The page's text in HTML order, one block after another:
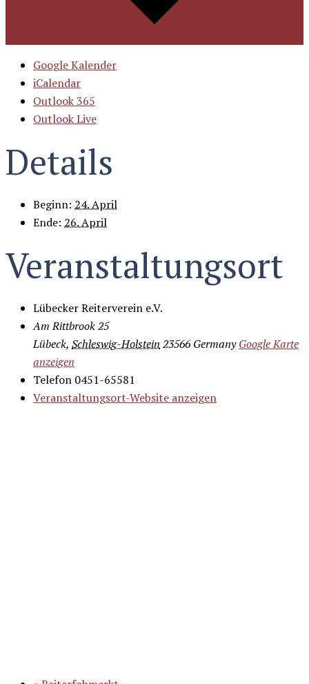
Google Kalender
iCalendar
Outlook 365
Outlook Live
Details
Beginn: 24. April
Ende: 26. April
Veranstaltungsort
Lübecker Reiterverein e.V.
Am Rittbrook 25
Lübeck, Schleswig-Holstein 23566 Germany Google Karte
anzeigen
Telefon 0451-65581
Veranstaltungsort-Website anzeigen